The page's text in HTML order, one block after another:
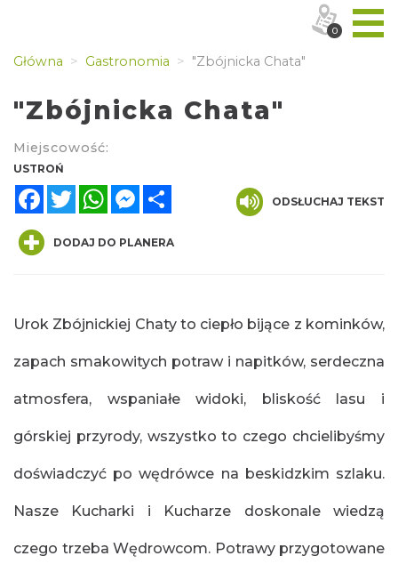
Główna Gastronomia "Zbójnicka Chata"
"Zbójnicka Chata"
Miejscowość:
USTROŃ
FacebookTwitterWhatsAppMessenger
ODSŁUCHAJ TEKST
DODAJ DO PLANERA
Urok Zbójnickiej Chaty to ciepło bijące z kominków,
zapach smakowitych potraw i napitków, serdeczna
atmosfera, wspaniałe widoki, bliskość lasu i
górskiej przyrody, wszystko to czego chcielibyśmy
doświadczyć po wędrówce na beskidzkim szlaku.
Nasze Kucharki i Kucharze doskonale wiedzą
czego trzeba Wędrowcom. Potrawy przygotowane
0